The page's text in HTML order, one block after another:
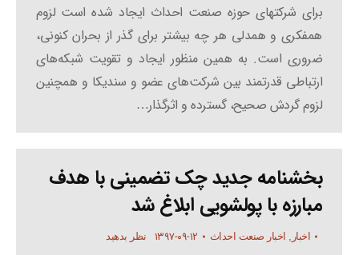
برای شرکتهای حوزه صنعت احداث ایجاد شده است لزوم
همفکری و همدلی هر چه بیشتر برای گذر از بحران کنونی،
ضروری است. به همین منظور ایجاد و تقویت شبکه‌های
ارتباطی قدرتمند بین شرکت‌های عضو و سندیکا و همچنین
لزوم گردش صحیح، گسترده و اثرگذار…
بخشنامه جدید چک تضمینی با هدف
مبارزه با پولشویی ابلاغ شد
اخبار , اخبار صنعت احداث ۱۳۹۷-۰۹-۱۲ نظر بدهید